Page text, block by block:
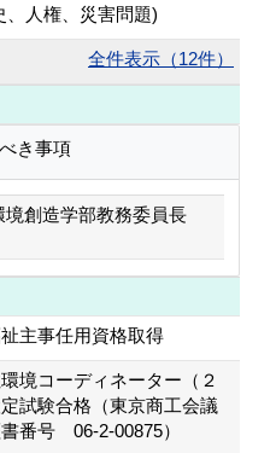
、人権、災害問題)
全件表示（12件）
き事項
境創造学部教務委員長
主事任用資格取得
境コーディネーター（２
試験合格（東京商工会議
番号 06‐2‐00875）